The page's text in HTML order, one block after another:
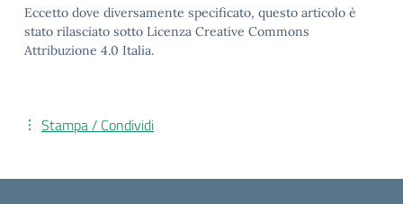
Eccetto dove diversamente specificato, questo articolo è
stato rilasciato sotto Licenza Creative Commons
Attribuzione 4.0 Italia.
Stampa / Condividi